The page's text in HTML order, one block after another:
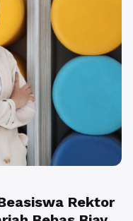
Rektor